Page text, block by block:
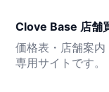
Clove Base 店舗
価格表・店舗案
専用サイトです。